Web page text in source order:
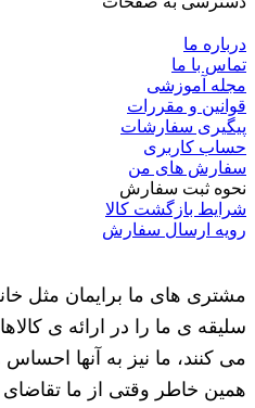
درباره ما
تماس با ما
مجله آموزشی
قوانین و مقررات
پیگیری سفارشات
حساب کاربری
سفارش های من
نحوه ثبت سفارش
شرایط بازگشت کالا
رویه ارسال سفارش
مشتری های ما برایمان مثل
سلیقه ی ما را در ارائه ی
می کنند، ما نیز به آنها
همین خاطر وقتی از ما تقاضای